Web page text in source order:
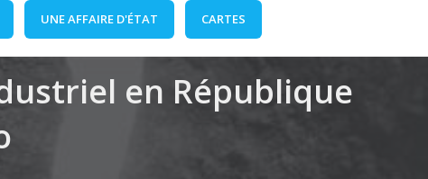
UNE AFFAIRE D'ÉTAT CARTES
en République